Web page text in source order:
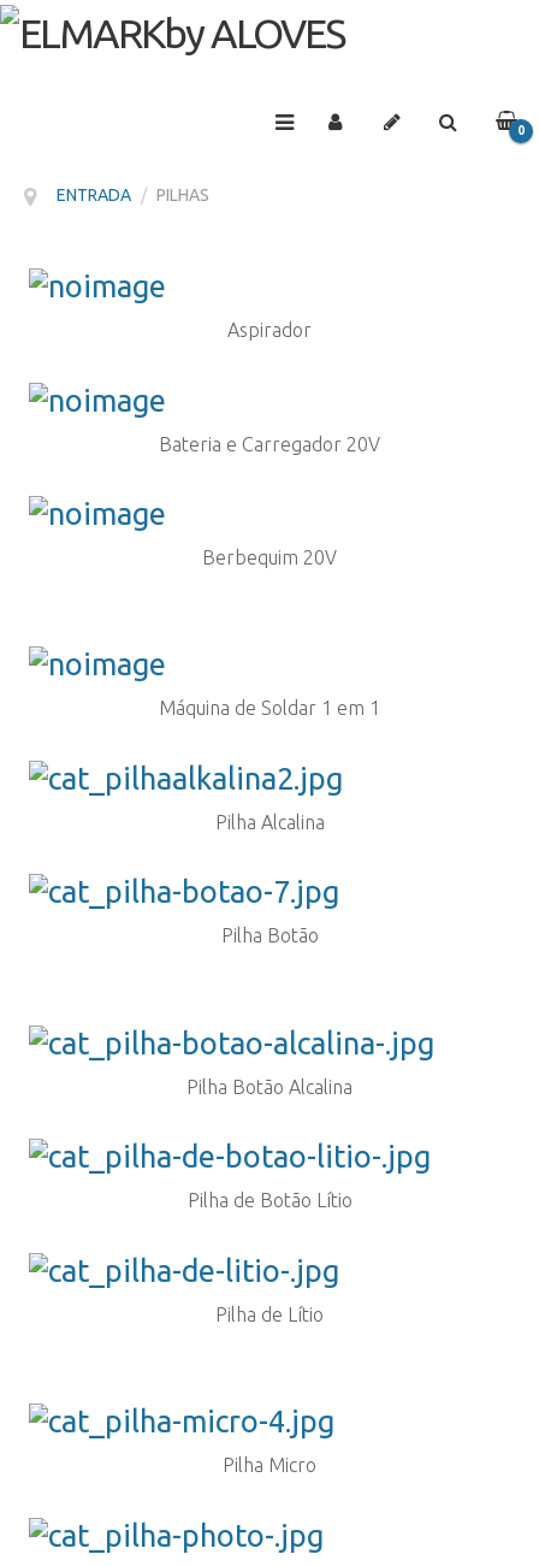
0
ENTRADA / PILHAS
Aspirador
Bateria e Carregador 20V
Berbequim 20V
Máquina de Soldar 1 em 1
Pilha Alcalina
Pilha Botão
Pilha Botão Alcalina
Pilha de Botão Lítio
Pilha de Lítio
Pilha Micro